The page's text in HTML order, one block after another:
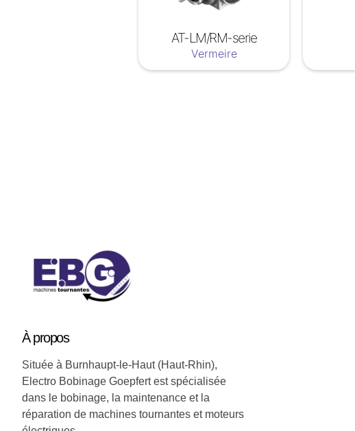
AT-LM/RM-serie
Vermeire
Àpropos
Située à Burnhaupt-le-Haut (Haut-Rhin),
Electro Bobinage Goepfert est spécialisée
dans le bobinage, la maintenance et la
réparation de machines tournantes et moteurs